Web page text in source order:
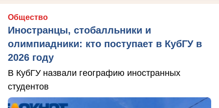
Общество
Иностранцы, стобалльники и
олимпиадники: кто поступает в КубГУ в
2026 году
В КубГУ назвали географию иностранных
студентов